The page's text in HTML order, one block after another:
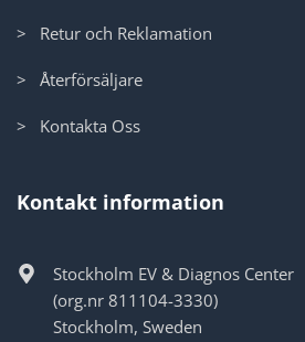
> Retur och Reklamation
> Återförsäljare
> Kontakta Oss
Kontakt information
Stockholm EV & Diagnos Center
(org.nr 811104-3330)
Stockholm, Sweden